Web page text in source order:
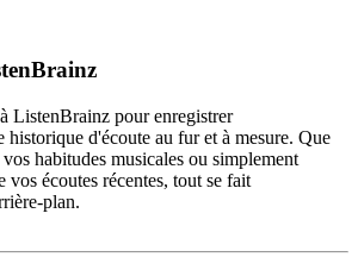
ListenBrainz pour enregistrer
historique d'écoute au fur et à mesure. Que
habitudes musicales ou simplement
vos écoutes récentes, tout se fait
plan.